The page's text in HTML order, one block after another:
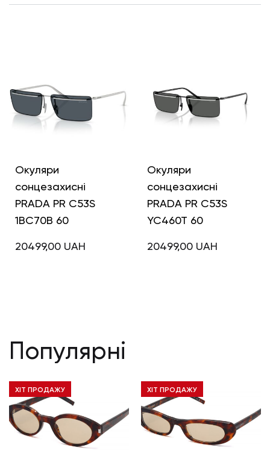
Інші кольори
Окуляри
сонцезахисні
PRADA PR C53S
1BC70B 60
20499,00 UAH
Окуляри
сонцезахисні
PRADA PR C53S
YC460T 60
20499,00 UAH
Популярні
ХІТ ПРОДАЖУ ХІТ ПРОДАЖУ